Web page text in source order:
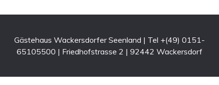
Gästehaus Wackersdorfer Seenland | Tel +(49) 0151-
65105500 | Friedhofstrasse 2 | 92442 Wackersdorf